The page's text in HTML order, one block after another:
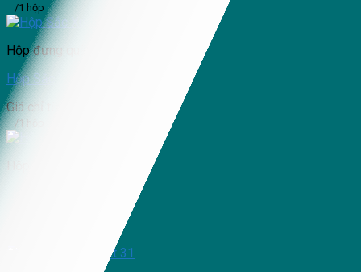
/1 hộp
Hộp đựng quà Tết
Hộp Sắc Xuân
Giá chỉ từ:
/1 hộp